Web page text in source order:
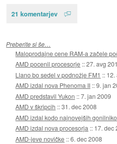
21 komentarjev
Preberite si še…
Maloprodajne cene RAM-a začele
AMD pocenil procesorje ::27. avg
Llano bo sedel v podnožje FM1 :: 12.
AMD izdal nova Phenoma II ::9. jan
AMD predstavil Yukon ::7. jan 2009
AMD v škripcih ::31. dec 2008
AMD izdal kodo najnovejših
AMD izdal nova procesorja :: 17. dec
AMD-jeve novičke ::6. dec 2008